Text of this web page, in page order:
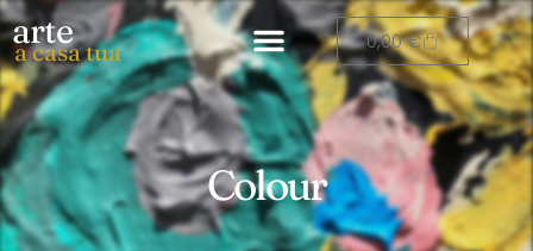
arte
a casa tua 0,00€
Colour